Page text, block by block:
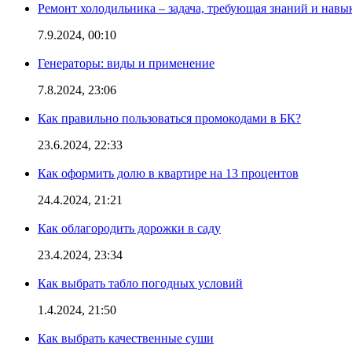
Ремонт холодильника – задача, требующая знаний и
7.9.2024, 00:10
Генераторы: виды и применение
7.8.2024, 23:06
Как правильно пользоваться промокодами в БК?
23.6.2024, 22:33
Как оформить долю в квартире на 13 процентов
24.4.2024, 21:21
Как облагородить дорожки в саду
23.4.2024, 23:34
Как выбрать табло погодных условий
1.4.2024, 21:50
Как выбрать качественные суши